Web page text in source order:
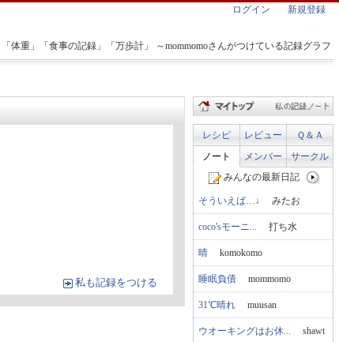
「体重」「食事の記録」「万歩計」 ～mommomoさんがつけている記録グラフ
ログイン 新規登録
私も記録をつける
レシピ レビュー
Ｑ＆Ａ
ノート
メンバー
サークル
みんなの最新日記
そういえば…↓ みたお
coco'sモーニ... 打ち水
晴 komokomo
睡眠負債 mommomo
31℃晴れ muusan
ウオーキングはお休... shawt